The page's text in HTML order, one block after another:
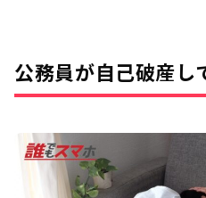
公務員が自己破産し